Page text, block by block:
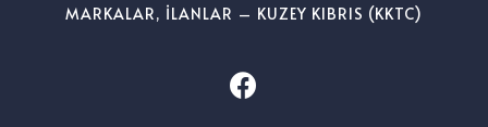
MARKALAR, İLANLAR – KUZEY KIBRIS (KKTC)